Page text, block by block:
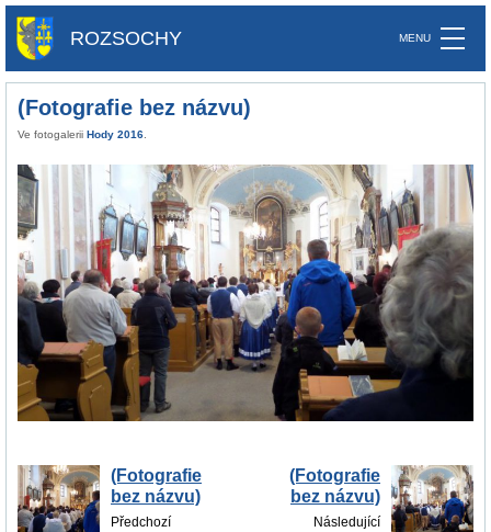
ROZSOCHY
(Fotografie bez názvu)
Ve fotogalerii Hody 2016
(Fotografie
bez názvu)
Předchozí
(Fotografie
bez názvu)
Následující